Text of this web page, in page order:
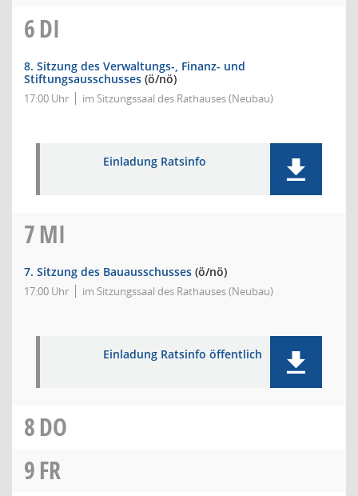
6DI
8. Sitzung des Verwaltungs-, Finanz- und
Stiftungsausschusses (ö/nö)
17:00 Uhr im Sitzungssaal des Rathauses (Neubau)
Einladung Ratsinfo
7MI
7. Sitzung des Bauausschusses (ö/nö)
17:00 Uhr im Sitzungssaal des Rathauses (Neubau)
Einladung Ratsinfo öffentlich
8DO
9FR